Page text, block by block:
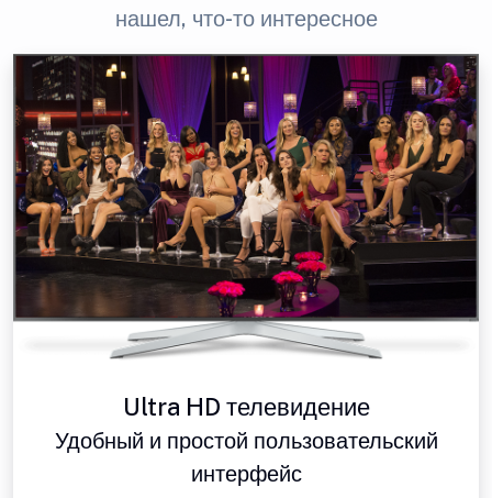
нашел, что-то интересное
Ultra HD телевидение
Удобный и простой пользовательский
интерфейс